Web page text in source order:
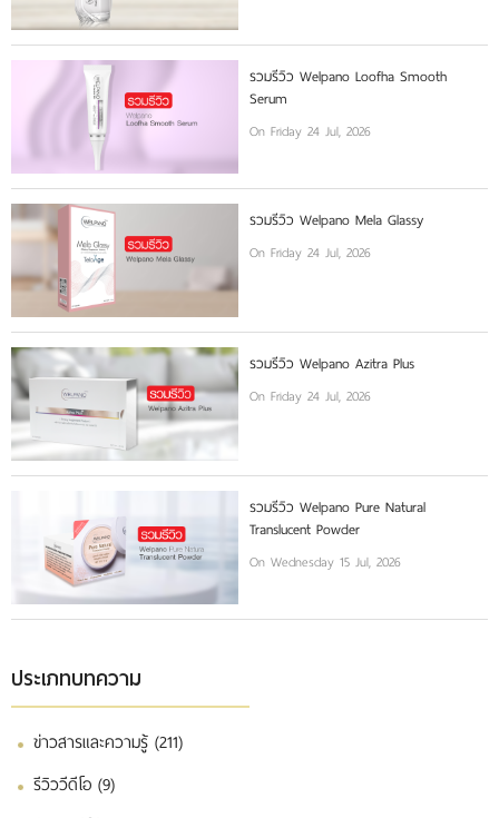
รวมรีวิว Welpano Loofha Smooth
Serum
On Friday 24 Jul, 2026
รวมรีวิว Welpano Mela Glassy
On Friday 24 Jul, 2026
รวมรีวิว Welpano Azitra Plus
On Friday 24 Jul, 2026
รวมรีวิว Welpano Pure Natural
Translucent Powder
On Wednesday 15 Jul, 2026
ประเภทบทความ
ข่าวสารและความรู้ (211)
รีวิววีดีโอ (9)